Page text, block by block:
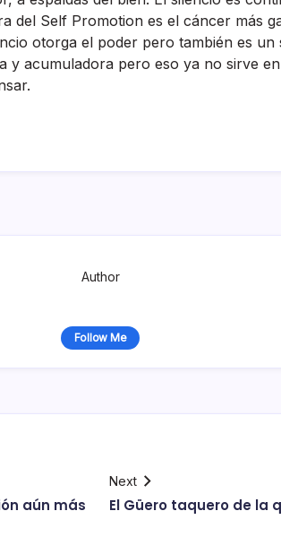
del Self Promotion es el cáncer más
otorga el poder pero también es un
y acumuladora pero eso ya no sirve
Author
Follow Me
aún más
Next
El Güero taquero de la